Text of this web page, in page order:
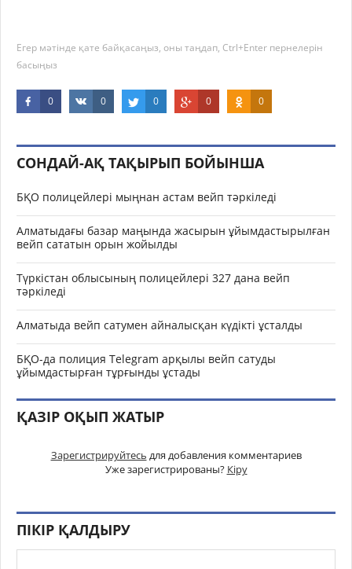
Егер мәтінде қате байқасаңыз, оны таңдап, Ctrl+Enter пернелерін
басыңыз
0 0 0 0 0
СОНДАЙ-АҚ ТАҚЫРЫП БОЙЫНША
БҚО полицейлері мыңнан астам вейп тәркіледі
Алматыдағы базар маңында жасырын ұйымдастырылған
вейп сататын орын жойылды
Түркістан облысының полицейлері 327 дана вейп
тәркіледі
Алматыда вейп сатумен айналысқан күдікті ұсталды
БҚО-да полиция Telegram арқылы вейп сатуды
ұйымдастырған тұрғынды ұстады
ҚАЗІР ОҚЫП ЖАТЫР
Зарегистрируйтесь для добавления комментариев
Уже зарегистрированы? Кіру
ПІКІР ҚАЛДЫРУ